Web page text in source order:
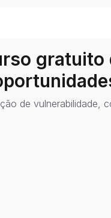
gratuito
de vulnerabilidade,